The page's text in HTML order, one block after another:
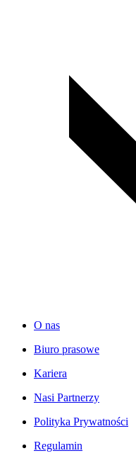
O nas
Biuro prasowe
Kariera
Nasi Partnerzy
Polityka Prywatności
Regulamin